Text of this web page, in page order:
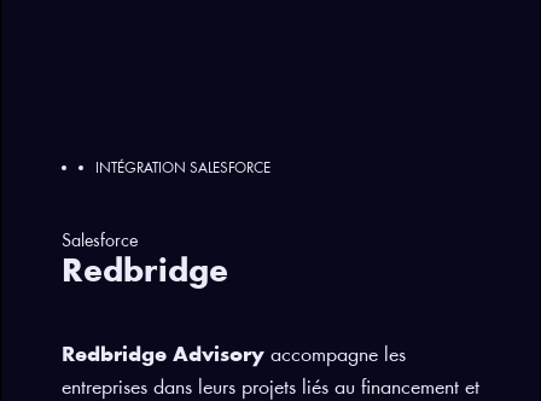
INTÉGRATION SALESFORCE
Salesforce
Redbridge
Redbridge Advisory accompagne les
entreprises dans leurs projets liés au financement et